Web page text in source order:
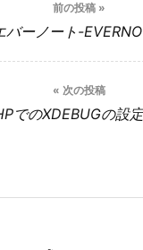
前の投稿 »
バーノート-
« 次の投稿
でのXDEBUGの設